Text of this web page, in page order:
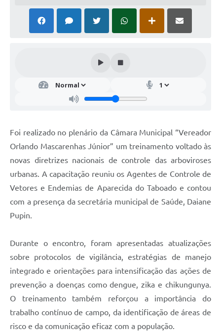
Foi realizado no plenário da Câmara Municipal “Vereador
Orlando Mascarenhas Júnior” um treinamento voltado às
novas diretrizes nacionais de controle das arboviroses
urbanas. A capacitação reuniu os Agentes de Controle de
Vetores e Endemias de Aparecida do Taboado e contou
com a presença da secretária municipal de Saúde, Daiane
Pupin.
Durante o encontro, foram apresentadas atualizações
sobre protocolos de vigilância, estratégias de manejo
integrado e orientações para intensificação das ações de
prevenção a doenças como dengue, zika e chikungunya.
O treinamento também reforçou a importância do
trabalho contínuo de campo, da identificação de áreas de
risco e da comunicação eficaz com a população.